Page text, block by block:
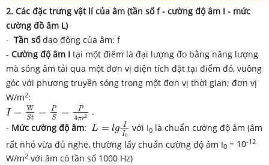
2. Các đặc trưng vật lí của âm (tần số f - cường độ âm I - mức
cường đồ âm L)
- Tần sốdao động của âm: f
- Cường độ âm I tại một điểm là đại lượng đo bằng năng lượng
mà sóng âm tải qua một đơn vị diện tích đặt tại điểm đó, vuông
góc với phương truyền sóng trong một đơn vị thời gian; đơn vị
W/m2:
I = W
St =
P
S
= P
4πr2
I=WSt = r2
.
- Mức cường độ âm: L = lg I
I0
L II với I0là chuẩn cường độ âm (âm
rất nhỏ vừa đủ nghe, thường lấy chuẩn cường độ âm I0 = 10-12
W/m2 với âm có tần số 1000 Hz)